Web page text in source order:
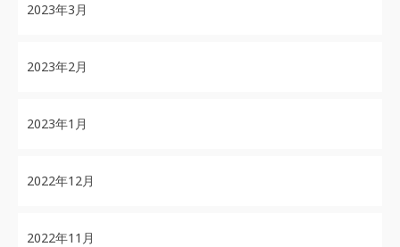
2023年3月
2023年2月
2023年1月
2022年12月
2022年11月